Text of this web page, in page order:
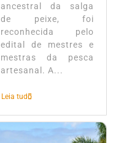
ancestral da salga
de peixe, foi
reconhecida pelo
edital de mestres e
mestras da pesca
artesanal. A...
Leia tudo